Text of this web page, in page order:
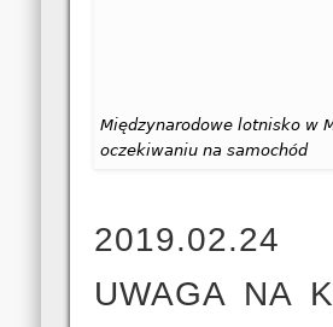
Międzynarodowe lotnisko w
oczekiwaniu na samochód
2019.02.24
UWAGA NA